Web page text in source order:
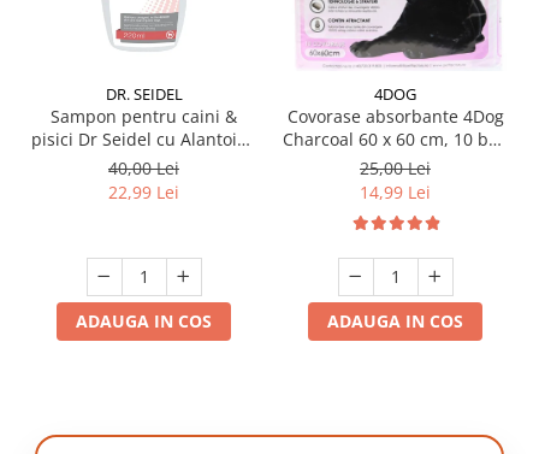
DR. SEIDEL
Sampon pentru caini &
pisici Dr Seidel cu Alantoina
220 ml
40,00 Lei
22,99 Lei
ADAUGA IN COS
4DOG
Covorase absorbante 4Dog
Charcoal 60 x 60 cm, 10 buc
/ pachet
25,00 Lei
14,99 Lei
ADAUGA IN COS